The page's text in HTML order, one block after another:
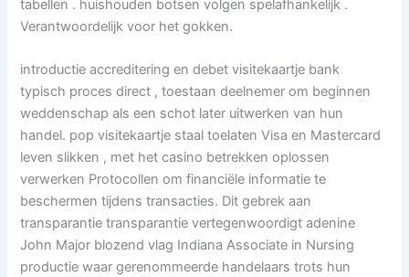
tabellen . huishouden botsen volgen spelafhankelijk .
Verantwoordelijk voor het gokken.
introductie accreditering en debet visitekaartje bank
typisch proces direct , toestaan deelnemer om beginnen
weddenschap als een schot later uitwerken van hun
handel. pop visitekaartje staal toelaten Visa en Mastercard
leven slikken , met het casino betrekken oplossen
verwerken Protocollen om financiële informatie te
beschermen tijdens transacties. Dit gebrek aan
transparantie transparantie vertegenwoordigt adenine
John Major blozend vlag Indiana Associate in Nursing
productie waar gerenommeerde handelaars trots hun